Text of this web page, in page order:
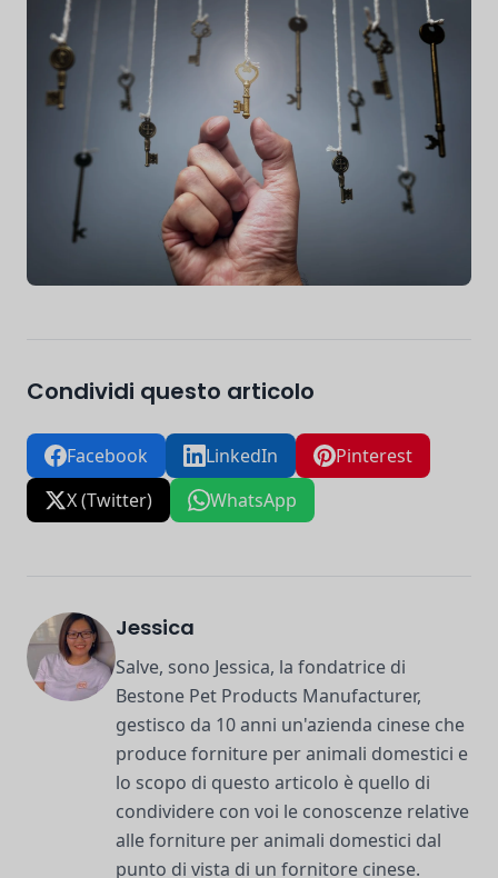
Condividi questo articolo
Facebook LinkedIn
Pinterest
X (Twitter)
WhatsApp
Jessica
Salve, sono Jessica, la fondatrice di
Bestone Pet Products Manufacturer,
gestisco da 10 anni un'azienda cinese che
produce forniture per animali domestici e
lo scopo di questo articolo è quello di
condividere con voi le conoscenze relative
alle forniture per animali domestici dal
punto di vista di un fornitore cinese.